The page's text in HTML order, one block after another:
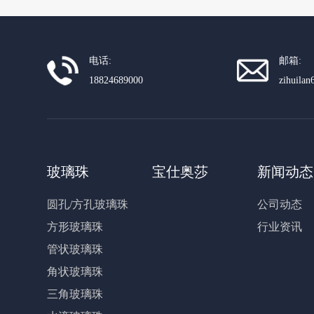
电话:
18824689000
邮箱:
玻璃珠
圆孔/方孔玻璃珠
方形玻璃珠
管状玻璃珠
角状玻璃珠
三角玻璃珠
宝仕奥莎 新闻动态
公司动态
行业资讯